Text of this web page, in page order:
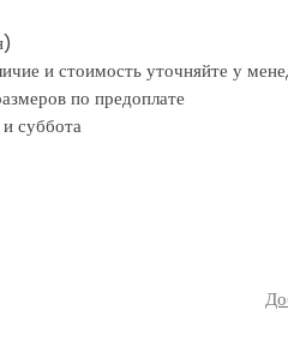
и стоимость уточняйте у
по предоплате
суббота